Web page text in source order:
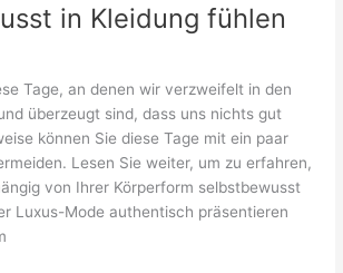
in Kleidung fühlen
Tage, an denen wir verzweifelt in den
überzeugt sind, dass uns nichts gut
können Sie diese Tage mit ein paar
Lesen Sie weiter, um zu erfahren,
von Ihrer Körperform selbstbewusst
Luxus-Mode authentisch präsentieren